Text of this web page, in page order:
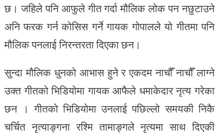
छ। जहिले पनि आफुले गीत गर्दा मौलिक लोक पन नछुटाउने
अनि फरक गर्न कोसिस गर्ने गायक गोपालले यो गीतमा पनि
मौलिक पनलाई निरन्तरता दिएका छन।
सुन्दा मौलिक धुनको आभास हुने र एकदम नाचौँ नाचौँ लाग्ने
उक्त गीतको भिडियोमा गायक आफैले धमाकेदार नृत्य गरेका
छन । गीतको भिडियोमा उनलाई पछिल्लो समयकी निकै
चर्चित नृत्याङ्गना रश्मि तामाङ्गले नृत्यमा साथ दिएकी